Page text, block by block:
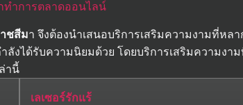
ทำการตลาดออนไลน์
ชสีมา จึงต้องนำเสนอบริการเสริมความงามที่หล
งได้รับความนิยมด้วย โดยบริการเสริมความงา
านี้
เลเซอร์รักแร้